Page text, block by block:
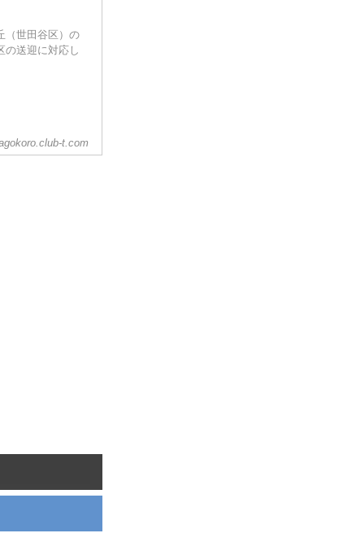
（世田谷区）の
の送迎に対応し
t.com